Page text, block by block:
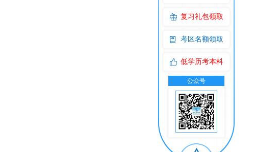
复习礼包领取
考区名额领取
低学历考本科
公众号